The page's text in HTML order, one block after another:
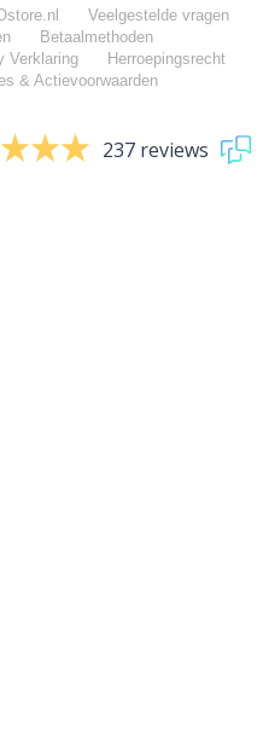
Veelgestelde vragen
Betaalmethoden
Verklaring
Herroepingsrecht
& Actievoorwaarden
237 reviews